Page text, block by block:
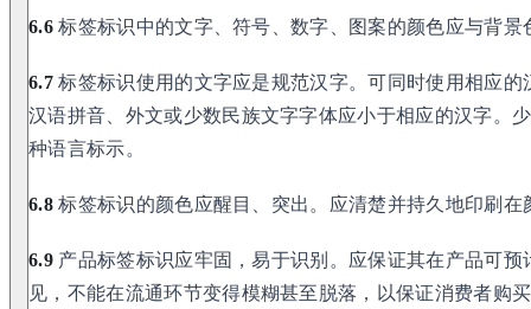
6.6标签标识中的文字、符号、数字、图案的颜色应与背景
6.7标签标识使用的文字应是规范汉字。可同时使用相应的
汉语拼音、外文或少数民族文字字体应小于相应的汉字。
种语言标示。
6.8标签标识的颜色应醒目、突出。应清楚并持久地印刷在
6.9产品标签标识应牢固，易于识别。应保证其在产品可预
见，不能在流通环节变得模糊甚至脱落，以保证消费者购